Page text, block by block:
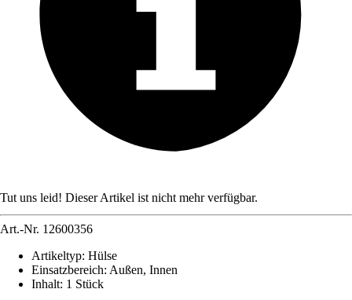
Tut uns leid! Dieser Artikel ist nicht mehr verfügbar.
Art.-Nr. 12600356
Artikeltyp: Hülse
Einsatzbereich: Außen, Innen
Inhalt: 1 Stück